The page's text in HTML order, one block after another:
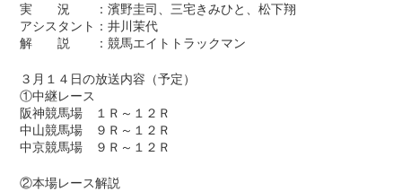
実 況 ：濱野圭司、三宅きみひと、松下翔
アシスタント：井川茉代
解 説 ：競馬エイトトラックマン
３月１４日の放送内容（予定）
①中継レース
阪神競馬場 １Ｒ～１２Ｒ
中山競馬場 ９Ｒ～１２Ｒ
中京競馬場 ９Ｒ～１２Ｒ
②本場レース解説